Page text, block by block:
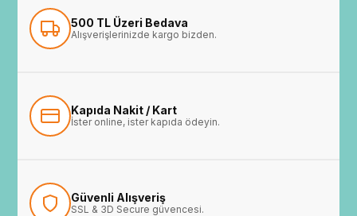
500 TL Üzeri Bedava
Alışverişlerinizde kargo bizden.
Kapıda Nakit / Kart
İster online, ister kapıda ödeyin.
Güvenli Alışveriş
SSL & 3D Secure güvencesi.